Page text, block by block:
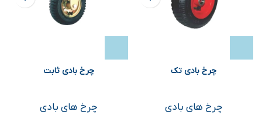
چرخ بادی تک
چرخ های بادی
چرخ بادی ثابت
چرخ های بادی